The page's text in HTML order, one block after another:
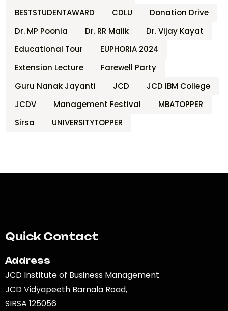
BESTSTUDENTAWARD
CDLU
Donation Drive
Dr. MP Poonia
Dr. RR Malik
Dr. Vijay Kayat
Educational Tour
EUPHORIA 2024
Extension Lecture
Farewell Party
Guru Nanak Jayanti
JCD
JCD IBM College
JCDV
Management Festival
MBATOPPER
Sirsa
UNIVERSITYTOPPER
Quick Contact
Address
JCD Institute of Business Management
JCD Vidyapeeth Barnala Road,
SIRSA 125056